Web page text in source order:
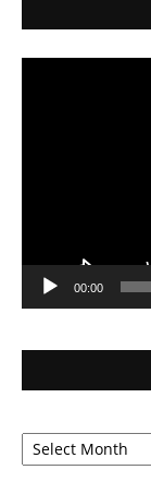
00:00
Arsip
Berita